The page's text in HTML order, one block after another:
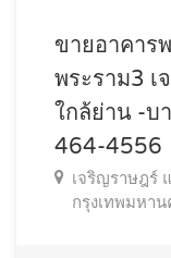
ขายอาคาร
พระราม3 เ
ใกล้ย่าน -บ
464-4556
เจริญราษฎร์
กรุงเทพมหาน